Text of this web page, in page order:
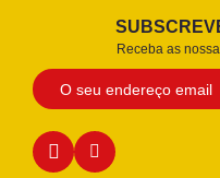
Receba as